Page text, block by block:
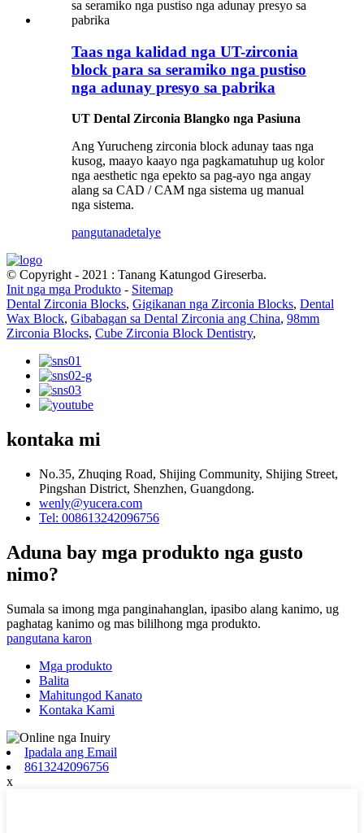
Taas nga kalidad nga UT-zirconia
block para sa seramiko nga pustiso
nga adunay presyo sa pabrika
UT Dental Zirconia Blangko nga Pasiuna
Ang Yurucheng zirconia block adunay taas nga
kusog, maayo kaayo nga pagkamatuhup ug kolor
nga aesthetic nga epekto sa pag-ayo nga angay
alang sa CAD / CAM nga sistema ug manual
nga sistema.
pangutanadetalye
© Copyright - 2021 : Tanang Katungod Gireserba.
Init nga mga Produkto - Sitemap
Dental Zirconia Blocks, Gigikanan nga Zirconia Blocks, Dental
Wax Block, Gibabagan sa Dental Zirconia ang China, 98mm
Zirconia Blocks, Cube Zirconia Block Dentistry,
kontaka mi
No.35, Zhuqing Road, Shijing Community, Shijing Street,
Pingshan District, Shenzhen, Guangdong.
wenly@yucera.com
Tel: 008613242096756
Aduna bay mga produkto nga gusto
nimo?
Sumala sa imong mga panginahanglan, ipasibo alang kanimo, ug
paghatag kanimo og mas bililhong mga produkto.
pangutana karon
Mga produkto
Balita
Mahitungod Kanato
Kontaka Kami
Ipadala ang Email
8613242096756
x